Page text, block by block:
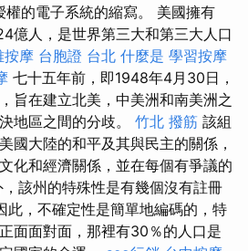
權的電子系統的縮寫。 美國擁有
億人，是世界第三大和第三大人口
按摩 台胞證 台北 什麼是 學習按摩
七十五年前，即1948年4月30日，
旨在建立北美，中美洲和南美洲之
地區之間的分歧。 竹北 撥筋 該組
國大陸的和平及其與民主的關係，
化和經濟關係，並在每個有爭議的
該州的特殊性是有幾個沒有註冊
此，不確定性是簡單地編碼的，特
面面對面，那裡有30％的人口是